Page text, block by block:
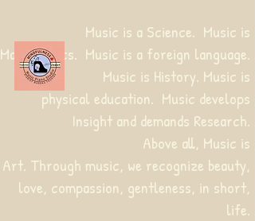
Music is a Science. Music is
Mathematics. Music is a foreign language.
Music is History. Music is
physical education. Music develops
Insight and demands Research.
Above all, Music is
Art. Through music, we recognize beauty,
love, compassion, gentleness, in short,
life.